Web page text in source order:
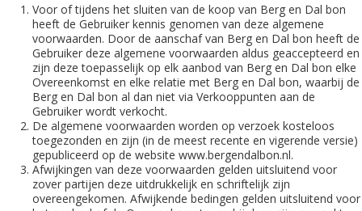
Voor of tijdens het sluiten van de koop van Berg en Dal bon
heeft de Gebruiker kennis genomen van deze algemene
voorwaarden. Door de aanschaf van Berg en Dal bon heeft de
Gebruiker deze algemene voorwaarden aldus geaccepteerd en
zijn deze toepasselijk op elk aanbod van Berg en Dal bon elke
Overeenkomst en elke relatie met Berg en Dal bon, waarbij de
Berg en Dal bon al dan niet via Verkooppunten aan de
Gebruiker wordt verkocht.
De algemene voorwaarden worden op verzoek kosteloos
toegezonden en zijn (in de meest recente en vigerende versie)
gepubliceerd op de website www.bergendalbon.nl.
Afwijkingen van deze voorwaarden gelden uitsluitend voor
zover partijen deze uitdrukkelijk en schriftelijk zijn
overeengekomen. Afwijkende bedingen gelden uitsluitend voor